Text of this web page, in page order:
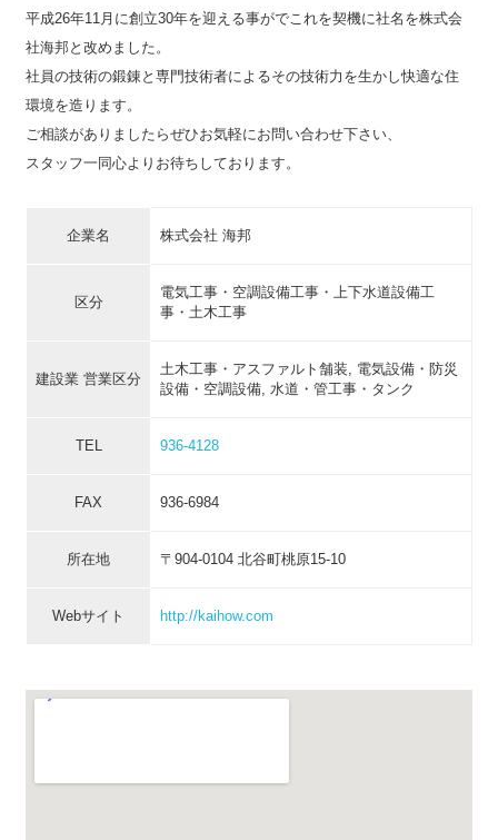
平成26年11月に創立30年を迎える事がでこれを契機に社名を株式会
社海邦と改めました。
社員の技術の鍛錬と専門技術者によるその技術力を生かし快適な住
環境を造ります。
ご相談がありましたらぜひお気軽にお問い合わせ下さい、
スタッフ一同心よりお待ちしております。
企業名 株式会社 海邦
区分
電気工事・空調設備工事・上下水道設備工
事・土木工事
建設業 営業区分
土木工事・アスファルト舗装, 電気設備・防災
設備・空調設備, 水道・管工事・タンク
TEL 936-4128
FAX 936-6984
所在地 〒904-0104 北谷町桃原15-10
Webサイト http://kaihow.com